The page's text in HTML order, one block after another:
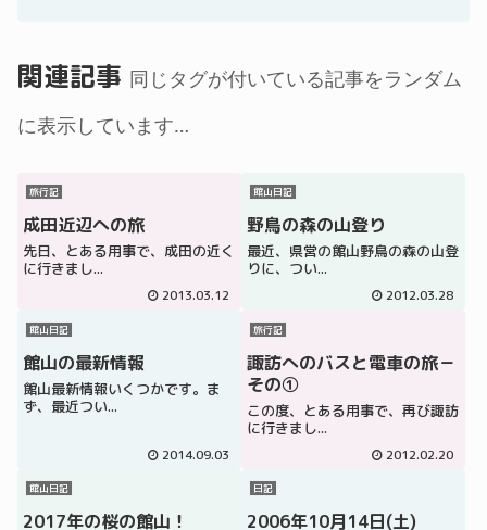
関連記事 同じタグが付いている記事をランダム
に表示しています…
旅行記
成田近辺への旅
先日、とある用事で、成田の近く
に行きまし...
2013.03.12
館山日記
野鳥の森の山登り
最近、県営の館山野鳥の森の山登
りに、つい...
2012.03.28
館山日記
館山の最新情報
館山最新情報いくつかです。ま
ず、最近つい...
2014.09.03
旅行記
諏訪へのバスと電車の旅－
その①
この度、とある用事で、再び諏訪
に行きまし...
2012.02.20
館山日記
2017年の桜の館山！
日記
2006年10月14日(土)